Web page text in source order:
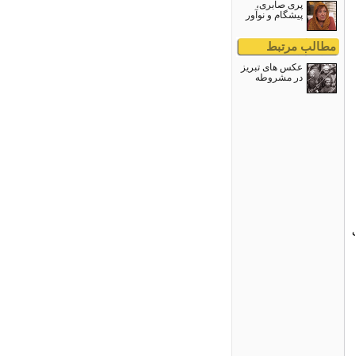
پری صابری،
پیشگام و نوآور
مطالب مرتبط
عکس های تبریز
در مشروطه